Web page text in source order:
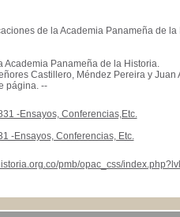
de la Academia Panameña de la
Academia Panameña de la Historia.
Castillero, Méndez Pereira y Juan
página. --
-Ensayos, Conferencias,Etc.
-Ensayos, Conferencias, Etc.
pmb/opac_css/